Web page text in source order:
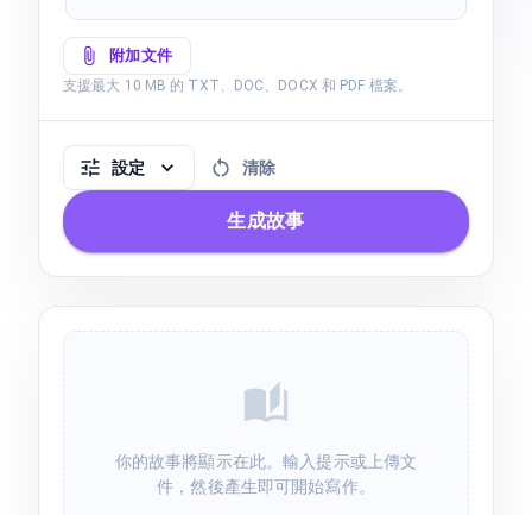
附加文件
支援最大 10 MB 的 TXT、DOC、DOCX 和 PDF 檔案。
設定 清除
生成故事
你的故事將顯示在此。輸入提示或上傳文
件，然後產生即可開始寫作。